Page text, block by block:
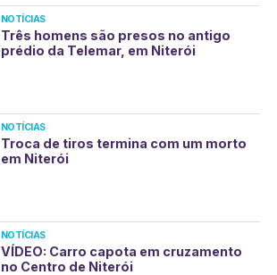
NOTÍCIAS
Três homens são presos no antigo
prédio da Telemar, em Niterói
NOTÍCIAS
Troca de tiros termina com um morto
em Niterói
NOTÍCIAS
VÍDEO: Carro capota em cruzamento
no Centro de Niterói